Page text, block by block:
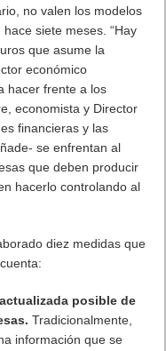
no valen los modelos
siete meses. “Hay
que asume la
económico
hacer frente a los
economista y Director
financieras y las
se enfrentan al
que deben producir
hacerlo controlando al
diez medidas que
posible de
Tradicionalmente,
información que se